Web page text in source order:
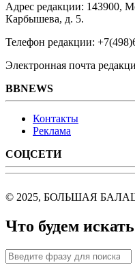
Адрес редакции: 143900,
Карбышева, д. 5.
Телефон редакции:
Электронная почта
BBNEWS
Контакты
Реклама
СОЦСЕТИ
© 2025, БОЛЬШАЯ
Что будем